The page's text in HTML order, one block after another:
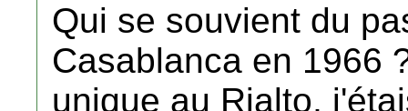
Qui se souvient du
Casablanca en 1966
unique au Rialto,